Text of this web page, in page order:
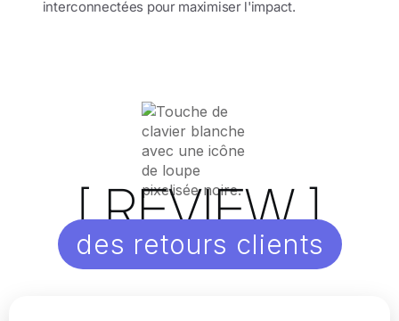
interconnectées pour maximiser l'impact.
[ REVIEW ]
des retours clients